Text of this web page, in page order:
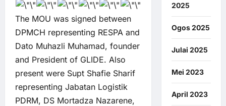
The MOU was signed between
DPMCH representing RESPA and
Dato Muhazli Muhamad, founder
and President of GLIDE. Also
present were Supt Shafie Sharif
representing Jabatan Logistik
PDRM, DS Mortadza Nazarene,
2025
Ogos 2025
Julai 2025
Mei 2023
April 2023